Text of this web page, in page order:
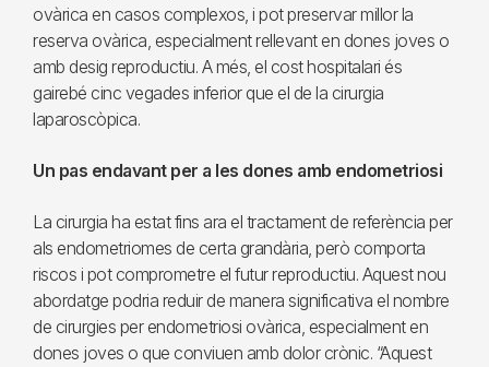
ovàrica en casos complexos, i pot preservar millor la
reserva ovàrica, especialment rellevant en dones joves o
amb desig reproductiu. A més, el cost hospitalari és
gairebé cinc vegades inferior que el de la cirurgia
laparoscòpica.
Un pas endavant per a les dones amb endometriosi
La cirurgia ha estat fins ara el tractament de referència per
als endometriomes de certa grandària, però comporta
riscos i pot comprometre el futur reproductiu. Aquest nou
abordatge podria reduir de manera significativa el nombre
de cirurgies per endometriosi ovàrica, especialment en
dones joves o que conviuen amb dolor crònic. “Aquest